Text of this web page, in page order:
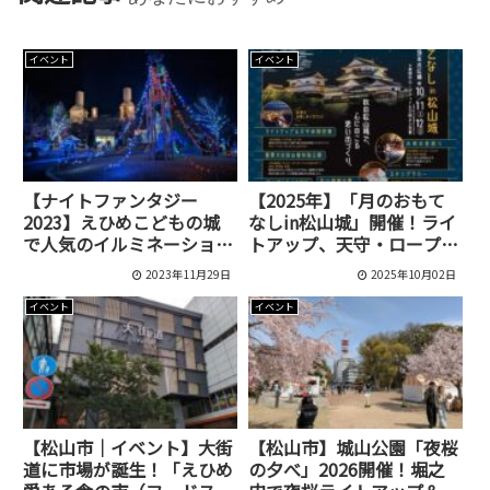
イベント
【ナイトファンタジー
2023】えひめこどもの城
で人気のイルミネーション
が開催されています！
2023年11月29日
イベント
【2025年】「月のおもて
なしin松山城」開催！ライ
トアップ、天守・ロープウ
ェイ夜間営業、イベント情
報を完全ガイド
2025年10月02日
イベント
【松山市｜イベント】大街
道に市場が誕生！「えひめ
イベント
【松山市】城山公園「夜桜
の夕べ」2026開催！堀之